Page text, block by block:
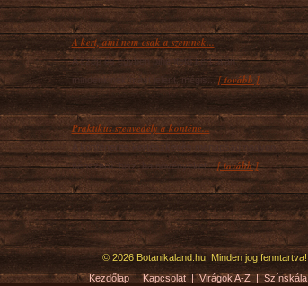
A kert, ami nem csak a szemnek...
A szép és egyben pihentető kert talán
mindenkinek mást jelent, mégis...[ tovább ]
Praktikus szenvedély a konténe...
A konténeres kertészkedés manapság nagyon
népszerű, hisz, ha növényeket...[ tovább ]
© 2026 Botanikaland.hu. Minden jog fenntartva!
Kezdőlap|Kapcsolat|Virágok A-Z|Színskála